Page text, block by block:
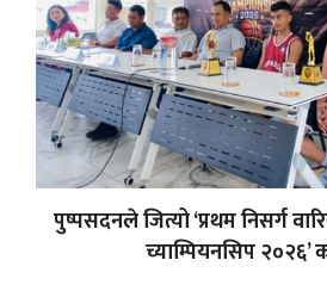
पुष्पसदनले जित्यो ‘प्रथम निसर्ग
च्याम्पियनसिप २०२६’